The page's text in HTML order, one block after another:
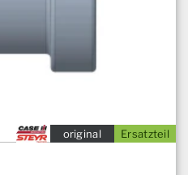
Ersatzteil
original